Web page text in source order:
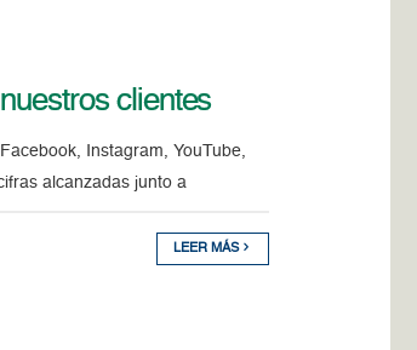
clientes
Instagram, YouTube,
alcanzadas junto a
LEER MÁS